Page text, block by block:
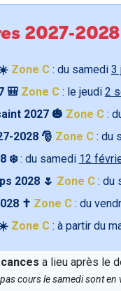
2027-2028
Zone C: du samedi 3
🎒 Zone C: le jeudi 2
2027 🎃 Zone C:
2028 🎅 Zone C: du
❄️: du samedi 12
2028 🌷 Zone C: du
✝️ Zone C: du
Zone C: à partir du
a lieu après le
cours le samedi sont